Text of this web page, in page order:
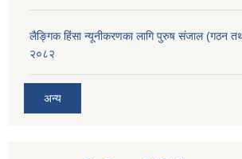
लैङ्गिक हिंसा न्यूनीकरणका लागि पुरुष संजाल (गठन
२०८२
अन्य